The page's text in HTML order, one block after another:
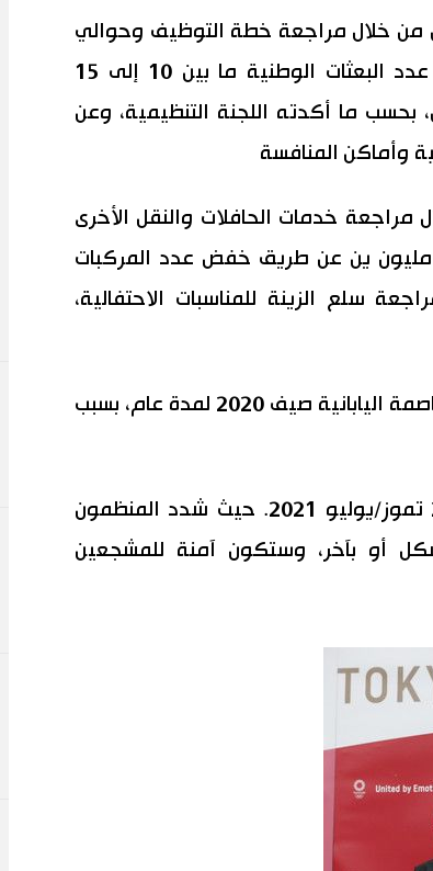
توفير حوالي 3 مليارات ين من خلال مراجعة خطة التوظيف وحوالي
1 مليار ين لكل منهما حيث سيتم تقليص عدد البعثات الوطنية ما بين 10 إلى 15
بحسب ما أكدته اللجنة التنظيمية، وعن
وأماكن المنافسة
ين من خلال مراجعة خدمات الحافلات والنقل الأخرى
للمسؤولين المرتبطين بالألعاب وحوالي 800 مليون ين عن طريق خفض عدد المركبات
سلع الزينة للمناسبات الاحتفالية،
وتم تأجيل الأولمبياد الذي كان مقررا في العاصمة اليابانية صيف 2020 لمدة عام، بسبب
ومن المقرر افتتاح الالعاب الاولمبية في 23 تموز/يوليو 2021. حيث شدد المنظمون
أو بآخر، وستكون آمنة للمشجعين